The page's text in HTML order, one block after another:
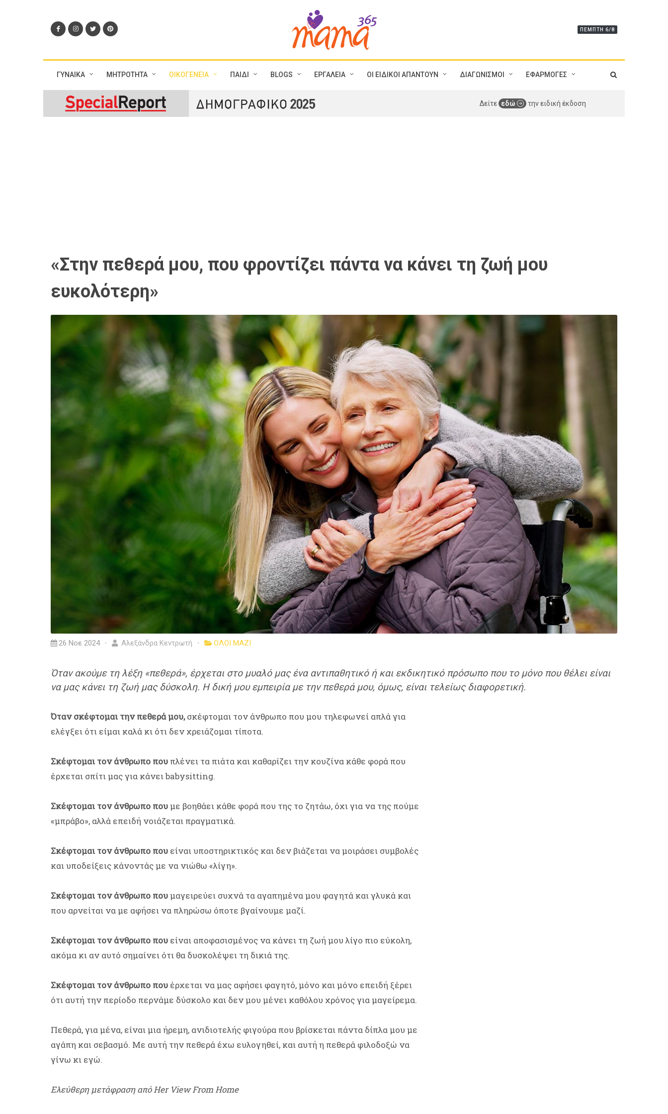
ΠΈΜΠΤΗ 6/8
ΓΥΝΑΙΚΑ ΜΗΤΡΟΤΗΤΑ ΟΙΚΟΓΕΝΕΙΑ ΠΑΙΔΙ BLOGS ΕΡΓΑΛΕΙΑ ΟΙ ΕΙΔΙΚΟΙ ΑΠΑΝΤΟΥΝ ΔΙΑΓΩΝΙΣΜΟΙ ΕΦΑΡΜΟΓΕΣ
Δείτε εδώ την ειδική έκδοση
«Στην πεθερά μου, που φροντίζει πάντα να κάνει τη ζωή μου
ευκολότερη»
26 Νοε 2024 Αλεξάνδρα Κεντρωτή ΟΛΟΙ ΜΑΖΙ
Όταν ακούμε τη λέξη «πεθερά», έρχεται στο μυαλό μας ένα αντιπαθητικό ή και εκδικητικό πρόσωπο που το μόνο που θέλει είναι
να μας κάνει τη ζωή μας δύσκολη. Η δική μου εμπειρία με την πεθερά μου, όμως, είναι τελείως διαφορετική.
Όταν σκέφτομαι την πεθερά μου,σκέφτομαι τον άνθρωπο που μου τηλεφωνεί απλά για
ελέγξει ότι είμαι καλά κι ότι δεν χρειάζομαι τίποτα.
Σκέφτομαι τον άνθρωπο που πλένει τα πιάτα και καθαρίζει την κουζίνα κάθε φορά που
έρχεται σπίτι μας για κάνει babysitting.
Σκέφτομαι τον άνθρωπο πουμε βοηθάει κάθε φορά που της το ζητάω, όχι για να της πούμε
«μπράβο», αλλά επειδή νοιάζεται πραγματικά.
Σκέφτομαι τον άνθρωπο που είναι υποστηρικτικός και δεν βιάζεται να μοιράσει συμβολές
και υποδείξεις κάνοντάς με να νιώθω «λίγη».
Σκέφτομαι τον άνθρωπο πουμαγειρεύει συχνά τα αγαπημένα μου φαγητά και γλυκά και
που αρνείται να με αφήσει να πληρώσω όποτε βγαίνουμε μαζί.
Σκέφτομαι τον άνθρωπο που είναι αποφασισμένος να κάνει τη ζωή μου λίγο πιο εύκολη,
ακόμα κι αν αυτό σημαίνει ότι θα δυσκολέψει τη δικιά της.
Σκέφτομαι τον άνθρωπο που έρχεται να μας αφήσει φαγητό, μόνο και μόνο επειδή ξέρει
ότι αυτή την περίοδο περνάμε δύσκολο και δεν μου μένει καθόλου χρόνος για μαγείρεμα.
Πεθερά, για μένα, είναι μια ήρεμη, ανιδιοτελής φιγούρα που βρίσκεται πάντα δίπλα μου με
αγάπη και σεβασμό. Με αυτή την πεθερά έχω ευλογηθεί, και αυτή η πεθερά φιλοδοξώ να
γίνω κι εγώ.
Ελεύθερη μετάφραση από Her View From Home